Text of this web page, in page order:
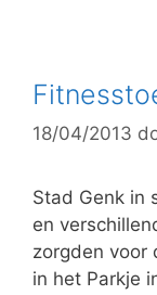
g
r
e
ë
n
18/04/2013
Stad Genk in
en
zorgden voor
in het Parkje